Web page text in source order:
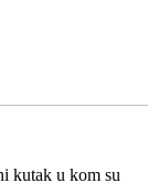
kutak u kom su